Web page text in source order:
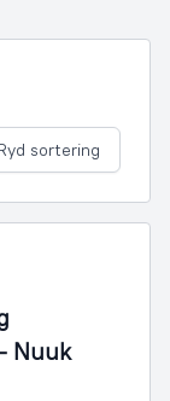
sortering
Nuuk